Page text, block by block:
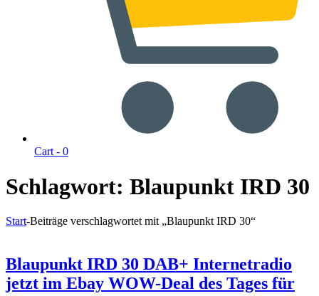
Cart - 0
Schlagwort: Blaupunkt IRD 30
Start-Beiträge verschlagwortet mit „Blaupunkt IRD 30“
Blaupunkt IRD 30 DAB+ Internetradio
jetzt im Ebay WOW-Deal des Tages für